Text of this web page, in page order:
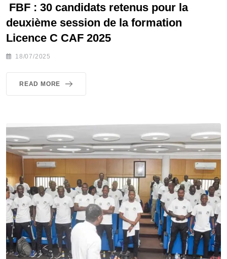
FBF : 30 candidats retenus pour la
deuxième session de la formation
Licence C CAF 2025
18/07/2025
READ MORE